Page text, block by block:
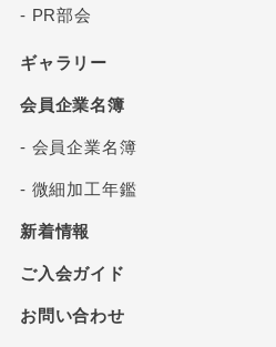
- PR部会
ギャラリー
会員企業名簿
- 会員企業名簿
- 微細加工年鑑
新着情報
ご入会ガイド
お問い合わせ